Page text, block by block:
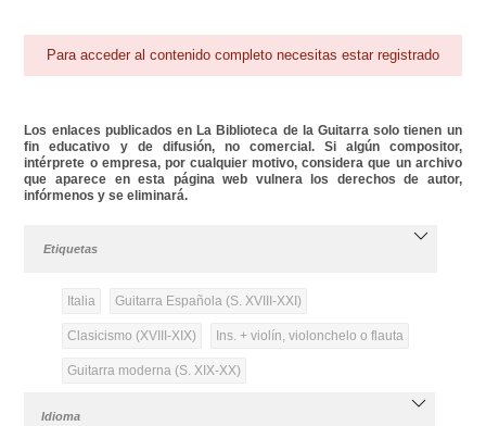
Para acceder al contenido completo necesitas estar registrado
Los enlaces publicados en La Biblioteca de la Guitarra solo tienen un
fin educativo y de difusión, no comercial. Si algún compositor,
intérprete o empresa, por cualquier motivo, considera que un archivo
que aparece en esta página web vulnera los derechos de autor,
infórmenos y se eliminará.
Etiquetas
Italia Guitarra Española (S. XVIII-XXI)
Clasicismo (XVIII-XIX) Ins. + violín, violonchelo o flauta
Guitarra moderna (S. XIX-XX)
Idioma